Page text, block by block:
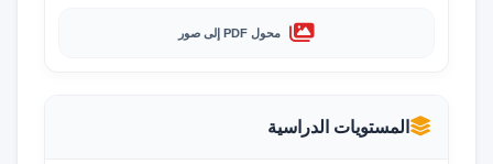
محول PDF إلى صور
المستويات الدراسية